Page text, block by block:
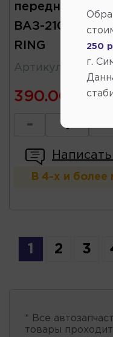
передней
ВАЗ-2101-2107
RING
Артикул
390.00
- +
В 4-х и более
1 2 3
* Все
товары
250
г.